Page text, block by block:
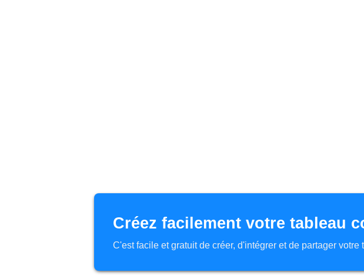
Créez facilement votre tableau
C'est facile et gratuit de créer, d'intégrer et de partager